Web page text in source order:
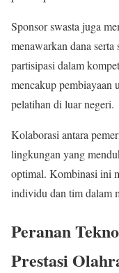
Sponsor swasta juga
menawarkan dana
partisipasi dalam
mencakup pembiayaan
pelatihan di luar negeri.
Kolaborasi antara
lingkungan yang
optimal. Kombinasi ini
individu dan tim dalam
Peranan
Prestasi